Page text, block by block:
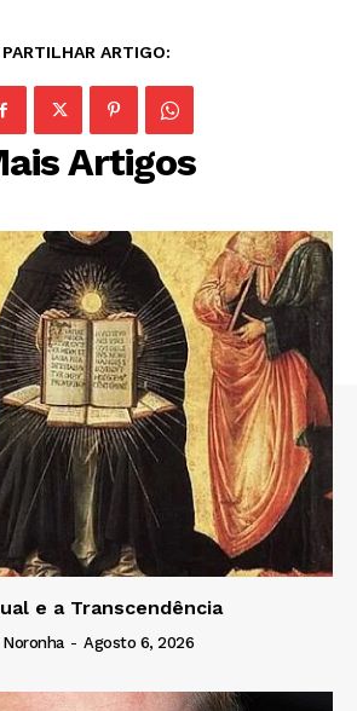
PARTILHAR ARTIGO:
Artigos
e a Transcendência
Noronha - Agosto 6, 2026